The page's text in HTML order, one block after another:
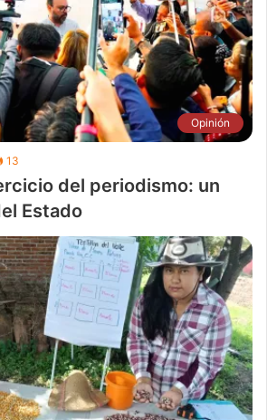
Opinión
13
del periodismo: un
Estado